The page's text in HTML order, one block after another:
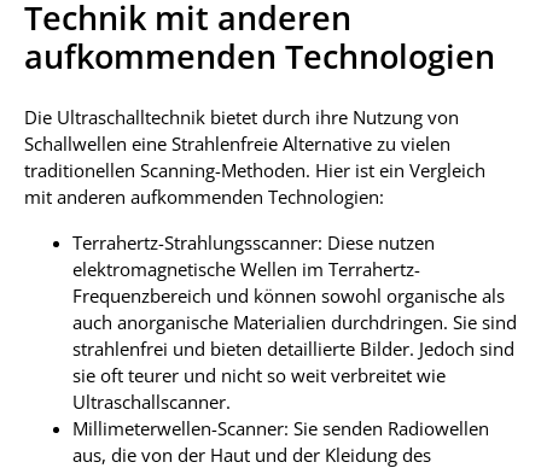
Technik mit anderen
aufkommenden Technologien
Die Ultraschalltechnik bietet durch ihre Nutzung von
Schallwellen eine Strahlenfreie Alternative zu vielen
traditionellen Scanning-Methoden. Hier ist ein Vergleich
mit anderen aufkommenden Technologien:
Terrahertz-Strahlungsscanner: Diese nutzen
elektromagnetische Wellen im Terrahertz-
Frequenzbereich und können sowohl organische als
auch anorganische Materialien durchdringen. Sie sind
strahlenfrei und bieten detaillierte Bilder. Jedoch sind
sie oft teurer und nicht so weit verbreitet wie
Ultraschallscanner.
Millimeterwellen-Scanner: Sie senden Radiowellen
aus, die von der Haut und der Kleidung des